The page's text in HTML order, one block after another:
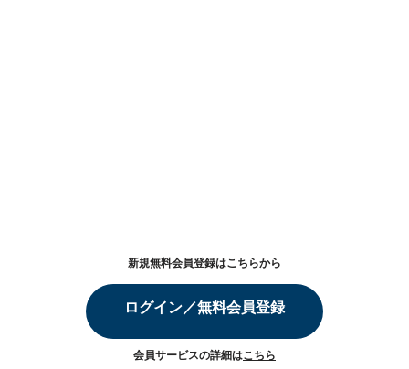
新規無料会員登録はこちらから
ログイン／無料会員登録
会員サービスの詳細はこちら